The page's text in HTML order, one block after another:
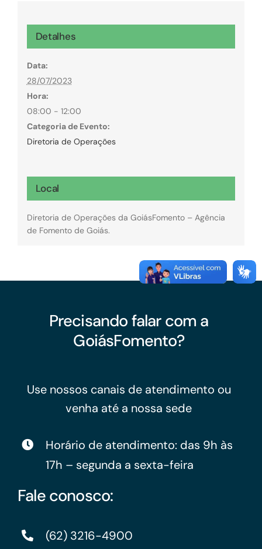
Detalhes
Data:
28/07/2023
Hora:
08:00 - 12:00
Categoria de Evento:
Diretoria de Operações
Local
Diretoria de Operações da GoiásFomento – Agência
de Fomento de Goiás.
Precisando falar com a
GoiásFomento?
Use nossos canais de atendimento ou
venha até a nossa sede
Horário de atendimento: das 9h às
17h – segunda a sexta-feira
Fale conosco:
(62) 3216-4900